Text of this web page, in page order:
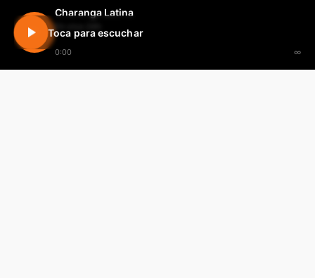
Charanga Latina
En vivo 24h
0:00 ∞
Toca para escuchar